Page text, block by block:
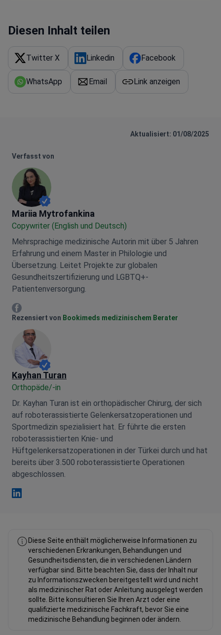
Diesen Inhalt teilen
Twitter X Linkedin Facebook
WhatsApp Email Link anzeigen
Aktualisiert: 01/08/2025
Verfasst von
Mariia Mytrofankina
Mariia Mytrofankina
Copywriter (English und Deutsch)
Mehrsprachige medizinische Autorin mit über 5 Jahren
Erfahrung und einem Master in Philologie und
Übersetzung. Leitet Projekte zur globalen
Gesundheitszertifizierung und LGBTQ+-
Patientenversorgung.
Mariia Mytrofankina Facebook
Rezensiert von Bookimeds medizinischem Berater
Kayhan Turan
Orthopäde/-in
Dr. Kayhan Turan ist ein orthopädischer Chirurg, der sich
auf roboterassistierte Gelenkersatzoperationen und
Sportmedizin spezialisiert hat. Er führte die ersten
roboterassistierten Knie- und
Hüftgelenkersatzoperationen in der Türkei durch und hat
bereits über 3.500 roboterassistierte Operationen
abgeschlossen.
Diese Seite enthält möglicherweise Informationen zu
verschiedenen Erkrankungen, Behandlungen und
Gesundheitsdiensten, die in verschiedenen Ländern
verfügbar sind. Bitte beachten Sie, dass der Inhalt nur
zu Informationszwecken bereitgestellt wird und nicht
als medizinischer Rat oder Anleitung ausgelegt werden
sollte. Bitte konsultieren Sie Ihren Arzt oder eine
qualifizierte medizinische Fachkraft, bevor Sie eine
medizinische Behandlung beginnen oder ändern.